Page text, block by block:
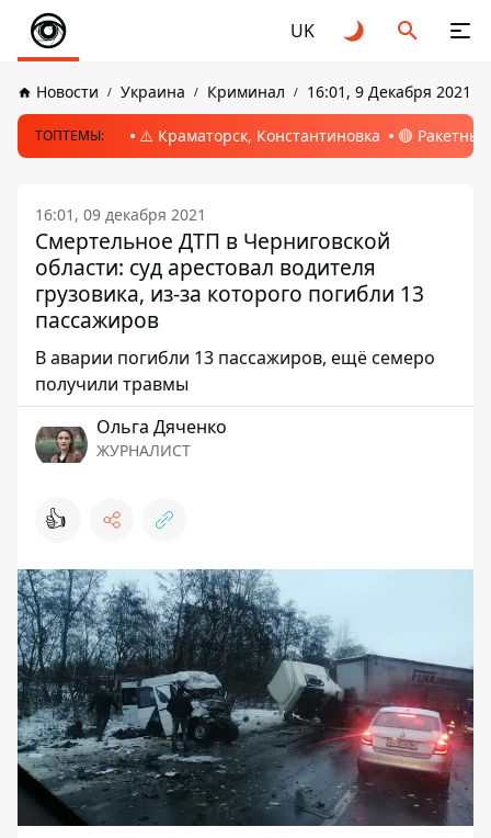
UK
Новости Украина Криминал 16:01, 9 Декабря 2021
ТОПТЕМЫ: ⚠️ Краматорск, Константиновка 🔴
16:01, 09 декабря 2021
Смертельное ДТП в Черниговской
области: суд арестовал водителя
грузовика, из-за которого погибли 13
пассажиров
В аварии погибли 13 пассажиров, ещё семеро
получили травмы
Ольга Дяченко
ЖУРНАЛИСТ
👍